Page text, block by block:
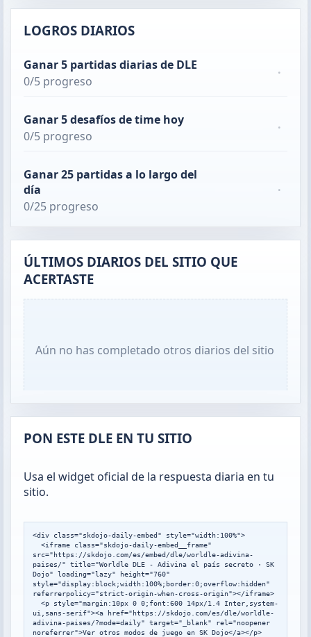
LOGROS DIARIOS
Ganar 5 partidas diarias de DLE
0/5 progreso
·
Ganar 5 desafíos de time hoy
0/5 progreso
·
Ganar 25 partidas a lo largo del
día
0/25 progreso
·
ÚLTIMOS DIARIOS DEL SITIO QUE
ACERTASTE
Aún no has completado otros diarios del sitio
PON ESTE DLE EN TU SITIO
Usa el widget oficial de la respuesta diaria en tu
sitio.
<div class="skdojo-daily-embed" style="width:100%">
src="https://skdojo.com/es/embed/dle/worldle-adivina-
paises/" title="Worldle DLE - Adivina el país secreto · SK
Dojo" loading="lazy" height="760"
style="display:block;width:100%;border:0;overflow:hidden"
referrerpolicy="strict-origin-when-cross-origin"></iframe>
ui,sans-serif"><a href="https://skdojo.com/es/dle/worldle-
adivina-paises/?mode=daily" target="_blank" rel="noopener
noreferrer">Ver otros modos de juego en SK Dojo</a></p>